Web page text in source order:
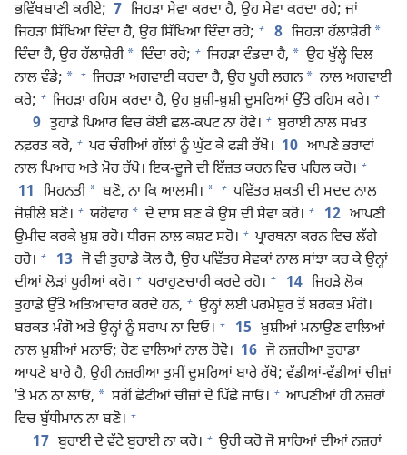
ਭਵਿੱਖਬਾਣੀ ਕਰੀਏ; 7 ਜਿਹੜਾ ਸੇਵਾ ਕਰਦਾ ਹੈ, ਉਹ ਸੇਵਾ ਕਰਦਾ ਰਹੇ; ਜਾਂ
ਜਿਹੜਾ ਸਿੱਖਿਆ ਦਿੰਦਾ ਹੈ, ਉਹ ਸਿੱਖਿਆ ਦਿੰਦਾ ਰਹੇ; + 8 ਜਿਹੜਾ ਹੱਲਾਸ਼ੇਰੀ *
ਦਿੰਦਾ ਹੈ, ਉਹ ਹੱਲਾਸ਼ੇਰੀ * ਦਿੰਦਾ ਰਹੇ; + ਜਿਹੜਾ ਵੰਡਦਾ ਹੈ, * ਉਹ ਖੁੱਲ੍ਹੇ ਦਿਲ
ਨਾਲ ਵੰਡੇ; * + ਜਿਹੜਾ ਅਗਵਾਈ ਕਰਦਾ ਹੈ, ਉਹ ਪੂਰੀ ਲਗਨ * ਨਾਲ ਅਗਵਾਈ
ਕਰੇ; + ਜਿਹੜਾ ਰਹਿਮ ਕਰਦਾ ਹੈ, ਉਹ ਖ਼ੁਸ਼ੀ-ਖ਼ੁਸ਼ੀ ਦੂਸਰਿਆਂ ਉੱਤੇ ਰਹਿਮ ਕਰੇ। +
9 ਤੁਹਾਡੇ ਪਿਆਰ ਵਿਚ ਕੋਈ ਛਲ-ਕਪਟ ਨਾ ਹੋਵੇ। + ਬੁਰਾਈ ਨਾਲ ਸਖ਼ਤ
ਨਫ਼ਰਤ ਕਰੋ, + ਪਰ ਚੰਗੀਆਂ ਗੱਲਾਂ ਨੂੰ ਘੁੱਟ ਕੇ ਫੜੀ ਰੱਖੋ। 10 ਆਪਣੇ ਭਰਾਵਾਂ
ਨਾਲ ਪਿਆਰ ਅਤੇ ਮੋਹ ਰੱਖੋ। ਇਕ-ਦੂਜੇ ਦੀ ਇੱਜ਼ਤ ਕਰਨ ਵਿਚ ਪਹਿਲ ਕਰੋ। +
11 ਮਿਹਨਤੀ * ਬਣੋ, ਨਾ ਕਿ ਆਲਸੀ। * + ਪਵਿੱਤਰ ਸ਼ਕਤੀ ਦੀ ਮਦਦ ਨਾਲ
ਜੋਸ਼ੀਲੇ ਬਣੋ। + ਯਹੋਵਾਹ * ਦੇ ਦਾਸ ਬਣ ਕੇ ਉਸ ਦੀ ਸੇਵਾ ਕਰੋ। + 12 ਆਪਣੀ
ਉਮੀਦ ਕਰਕੇ ਖ਼ੁਸ਼ ਰਹੋ। ਧੀਰਜ ਨਾਲ ਕਸ਼ਟ ਸਹੋ। + ਪ੍ਰਾਰਥਨਾ ਕਰਨ ਵਿਚ ਲੱਗੇ
ਰਹੋ। + 13 ਜੋ ਵੀ ਤੁਹਾਡੇ ਕੋਲ ਹੈ, ਉਹ ਪਵਿੱਤਰ ਸੇਵਕਾਂ ਨਾਲ ਸਾਂਝਾ ਕਰ ਕੇ ਉਨ੍ਹਾਂ
ਦੀਆਂ ਲੋੜਾਂ ਪੂਰੀਆਂ ਕਰੋ। + ਪਰਾਹੁਣਚਾਰੀ ਕਰਦੇ ਰਹੋ। + 14 ਜਿਹੜੇ ਲੋਕ
ਤੁਹਾਡੇ ਉੱਤੇ ਅਤਿਆਚਾਰ ਕਰਦੇ ਹਨ, + ਉਨ੍ਹਾਂ ਲਈ ਪਰਮੇਸ਼ੁਰ ਤੋਂ ਬਰਕਤ ਮੰਗੋ।
ਬਰਕਤ ਮੰਗੋ ਅਤੇ ਉਨ੍ਹਾਂ ਨੂੰ ਸਰਾਪ ਨਾ ਦਿਓ। + 15 ਖ਼ੁਸ਼ੀਆਂ ਮਨਾਉਣ ਵਾਲਿਆਂ
ਨਾਲ ਖ਼ੁਸ਼ੀਆਂ ਮਨਾਓ; ਰੋਣ ਵਾਲਿਆਂ ਨਾਲ ਰੋਵੋ। 16 ਜੋ ਨਜ਼ਰੀਆ ਤੁਹਾਡਾ
ਆਪਣੇ ਬਾਰੇ ਹੈ, ਉਹੀ ਨਜ਼ਰੀਆ ਤੁਸੀਂ ਦੂਸਰਿਆਂ ਬਾਰੇ ਰੱਖੋ; ਵੱਡੀਆਂ-ਵੱਡੀਆਂ ਚੀਜ਼ਾਂ
ʼਤੇ ਮਨ ਨਾ ਲਾਓ, * ਸਗੋਂ ਛੋਟੀਆਂ ਚੀਜ਼ਾਂ ਦੇ ਪਿੱਛੇ ਜਾਓ। + ਆਪਣੀਆਂ ਹੀ ਨਜ਼ਰਾਂ
ਵਿਚ ਬੁੱਧੀਮਾਨ ਨਾ ਬਣੋ। +
17 ਬੁਰਾਈ ਦੇ ਵੱਟੇ ਬੁਰਾਈ ਨਾ ਕਰੋ। + ਉਹੀ ਕਰੋ ਜੋ ਸਾਰਿਆਂ ਦੀਆਂ ਨਜ਼ਰਾਂ